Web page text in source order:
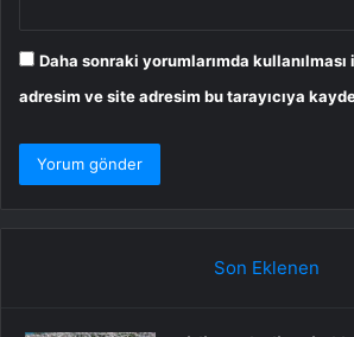
Daha sonraki yorumlarımda kullanılması
adresim ve site adresim bu tarayıcıya
Son Eklenen